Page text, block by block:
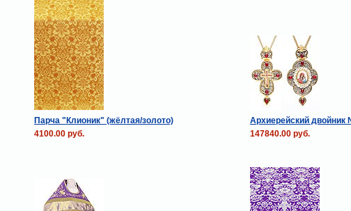
Парча "Клионик" (жёлтая/золото)
Архиерейский двойник
4100.00 руб. 147840.00 руб.